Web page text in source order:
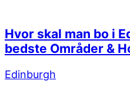
Hvor skal man bo i
bedste Områder &
Edinburgh